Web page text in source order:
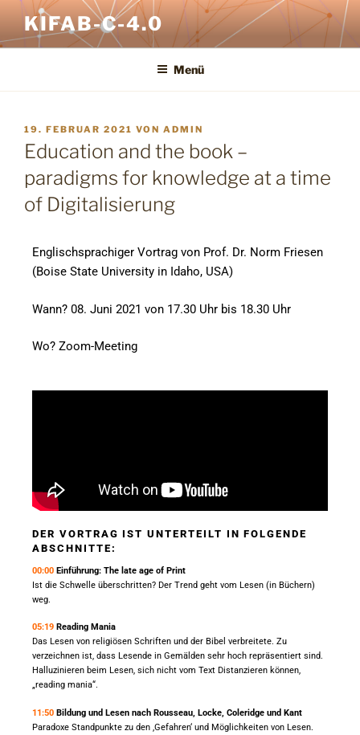
KIFAB-C-4.0
Menü
19. FEBRUAR 2021 VON ADMIN
Education and the book –
paradigms for knowledge at a time
of Digitalisierung
Englischsprachiger Vortrag von Prof. Dr. Norm Friesen
(Boise State University in Idaho, USA)
Wann? 08. Juni 2021 von 17.30 Uhr bis 18.30 Uhr
Wo? Zoom-Meeting
DER VORTRAG IST UNTERTEILT IN FOLGENDE
ABSCHNITTE:
00:00 Einführung: The late age of Print
Ist die Schwelle überschritten? Der Trend geht vom Lesen (in Büchern)
weg.
05:19 Reading Mania
Das Lesen von religiösen Schriften und der Bibel verbreitete. Zu
verzeichnen ist, dass Lesende in Gemälden sehr hoch repräsentiert sind.
Halluzinieren beim Lesen, sich nicht vom Text Distanzieren können,
„reading mania“.
11:50 Bildung und Lesen nach Rousseau, Locke, Coleridge und Kant
Paradoxe Standpunkte zu den ‚Gefahren‘ und Möglichkeiten von Lesen.